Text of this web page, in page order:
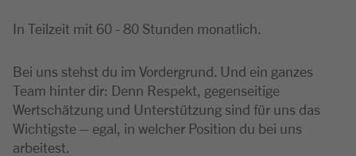
In Teilzeit mit 60 - 80 Stunden monatlich.
Bei uns stehst du im Vordergrund. Und ein ganzes
Team hinter dir: Denn Respekt, gegenseitige
Wertschätzung und Unterstützung sind für uns das
Wichtigste – egal, in welcher Position du bei uns
arbeitest.